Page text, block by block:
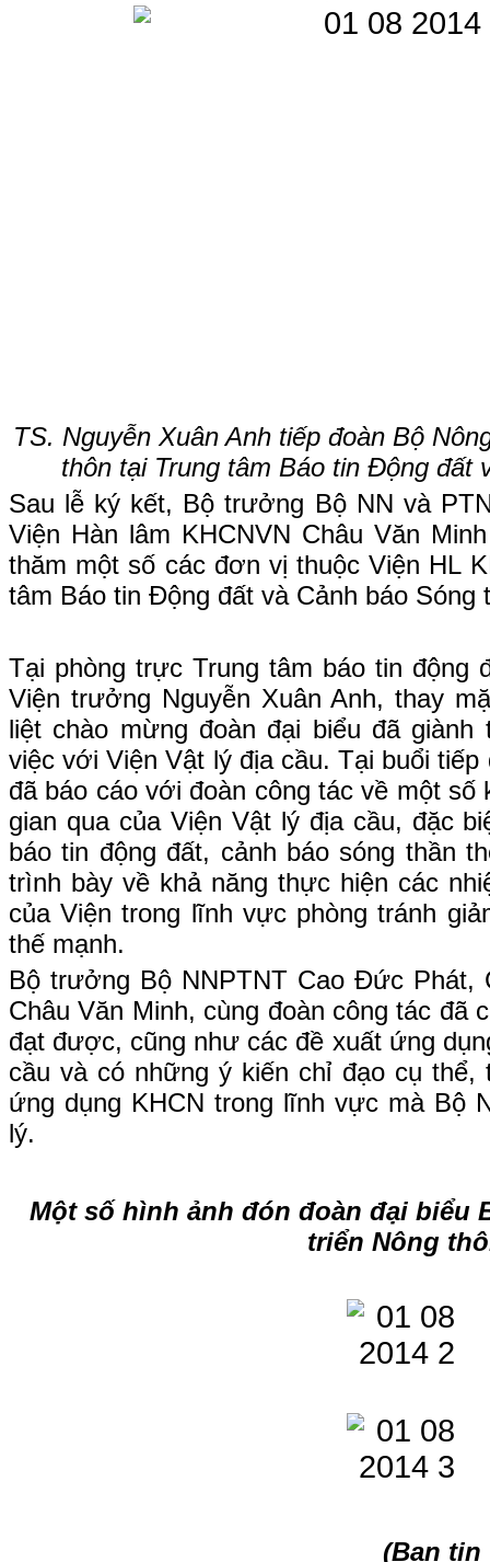
TS. Nguyễn Xuân Anh tiếp đoàn Bộ
thôn tại Trung tâm Báo tin Động đất
Sau lễ ký kết, Bộ trưởng Bộ NN và
Viện Hàn lâm KHCNVN Châu Văn
thăm một số các đơn vị thuộc Viện HL
tâm Báo tin Động đất và Cảnh báo
Tại phòng trực Trung tâm báo tin động
Viện trưởng Nguyễn Xuân Anh, thay
liệt chào mừng đoàn đại biểu đã
việc với Viện Vật lý địa cầu. Tại buổi
đã báo cáo với đoàn công tác về một
gian qua của Viện Vật lý địa cầu, đặc
báo tin động đất, cảnh báo sóng thần
trình bày về khả năng thực hiện các
của Viện trong lĩnh vực phòng tránh
thế mạnh.
Bộ trưởng Bộ NNPTNT Cao Đức Phát,
Châu Văn Minh, cùng đoàn công tác đã
đạt được, cũng như các đề xuất ứng
cầu và có những ý kiến chỉ đạo cụ thể,
ứng dụng KHCN trong lĩnh vực mà Bộ
lý.
Một số hình ảnh đón đoàn đại biểu
triển Nông
(Ban tin